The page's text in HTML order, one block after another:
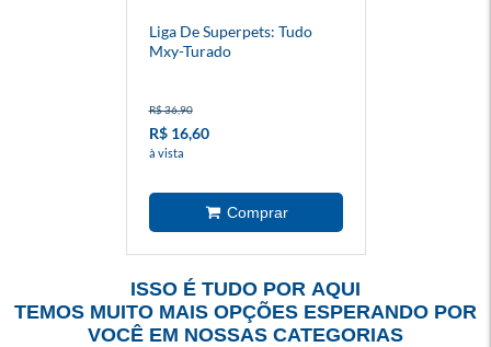
Liga De Superpets: Tudo
Mxy-Turado
R$ 36,90
R$ 16,60
à vista
ISSO É TUDO POR AQUI
TEMOS MUITO MAIS OPÇÕES ESPERANDO POR
VOCÊ EM NOSSAS CATEGORIAS